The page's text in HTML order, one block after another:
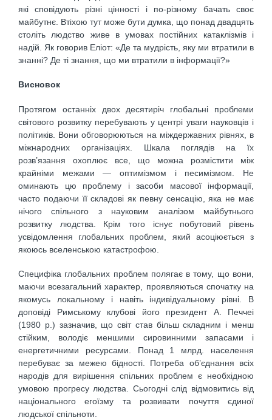
які сповідують різні цінності і по-різному бачать своє
майбутнє. Втіхою тут може бути думка, що понад двадцять
століть людство живе в умовах постійних катаклізмів і
надій. Як говорив Еліот: «Де та мудрість, яку ми втратили в
знанні? Де ті знання, що ми втратили в інформації?»
Висновок
Протягом останніх двох десятиріч глобальні проблеми
світового розвитку перебувають у центрі уваги науковців і
політиків. Вони обговорюються на міждержавних рівнях, в
міжнародних організаціях. Шкала поглядів на їх
розв’язання охоплює все, що можна розмістити між
крайніми межами — оптимізмом і песимізмом. Не
оминають цю проблему і засоби масової інформації,
часто подаючи її складові як певну сенсацію, яка не має
нічого спільного з науковим аналізом майбутнього
розвитку людства. Крім того існує побутовий рівень
усвідомлення глобальних проблем, який асоціюється з
якоюсь вселенською катастрофою.
Специфіка глобальних проблем полягає в тому, що вони,
маючи всезагальний характер, проявляються спочатку на
якомусь локальному і навіть індивідуальному рівні. В
доповіді Римському клубові його президент А. Печчеі
(1980 р.) зазначив, що світ став більш складним і менш
стійким, володіє меншими сировинними запасами і
енергетичними ресурсами. Понад 1 млрд. населення
перебуває за межею бідності. Потреба об’єднання всіх
народів для вирішення спільних проблем є необхідною
умовою прогресу людства. Сьогодні слід відмовитись від
національного егоїзму та розвивати почуття єдиної
людської спільноти.